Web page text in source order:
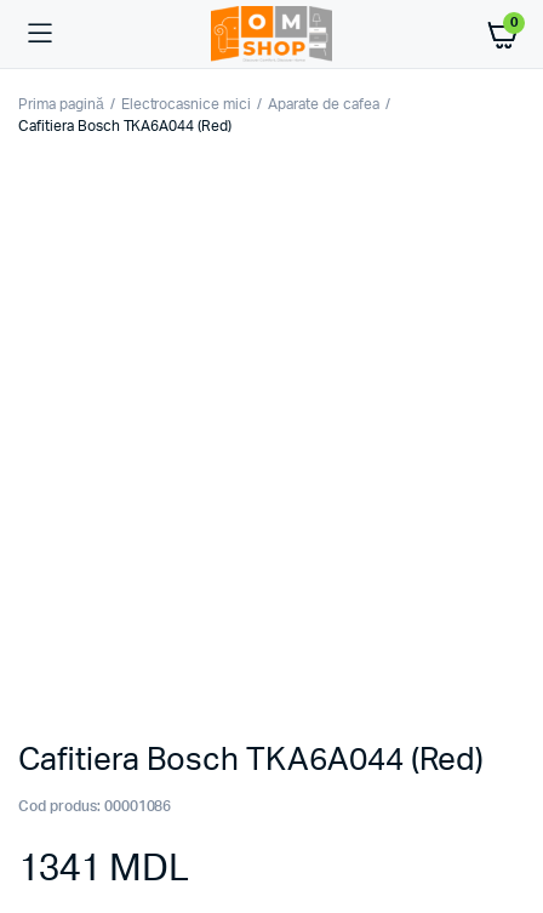
0
Prima pagină Electrocasnice mici
Aparate de cafea
Cafitiera Bosch TKA6A044 (Red)
Cafitiera Bosch TKA6A044 (Red)
Cod produs: 00001086
1341 MDL